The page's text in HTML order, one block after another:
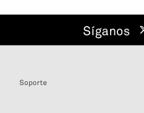
Síganos
Soporte